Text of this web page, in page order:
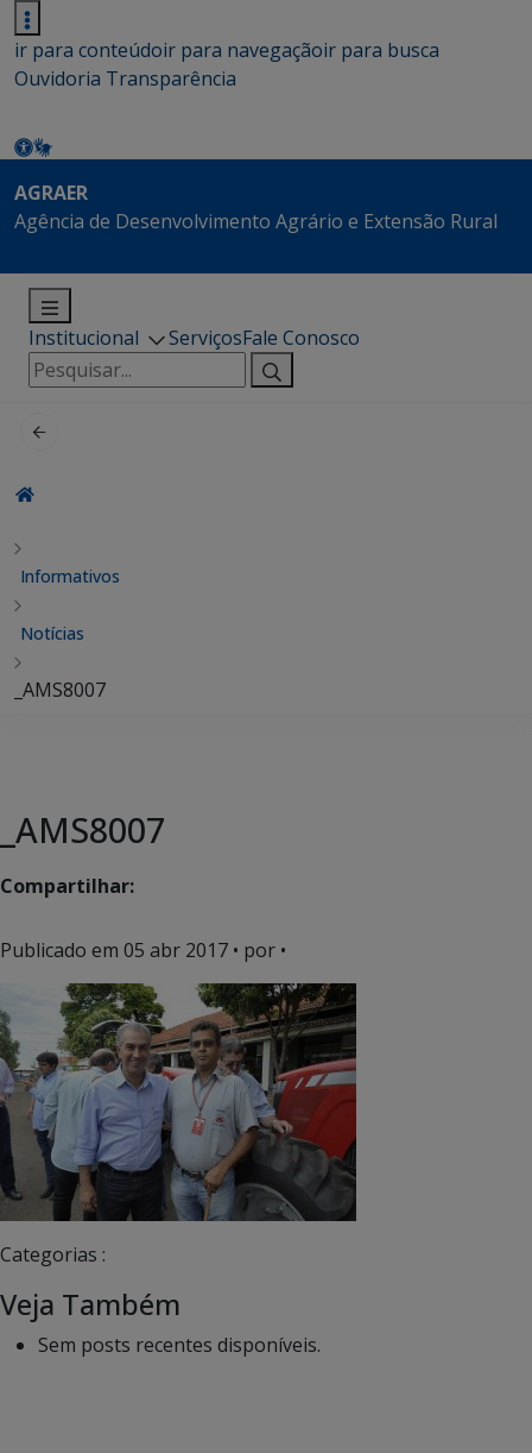
ir para conteúdoir para navegaçãoir para busca
Ouvidoria Transparência
AGRAER
Agência de Desenvolvimento Agrário e Extensão Rural
Institucional ServiçosFale Conosco
Pesquisar
por:
Informativos
Notícias
_AMS8007
_AMS8007
Compartilhar:
Publicado em 05 abr 2017 • por •
Categorias :
Veja Também
Sem posts recentes disponíveis.